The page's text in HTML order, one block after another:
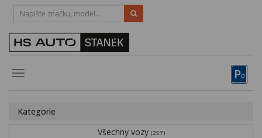
P0
Toggle
HOTLINE:
STRAKONICE-383 335 366
Kategorie
Všechny vozy (257)